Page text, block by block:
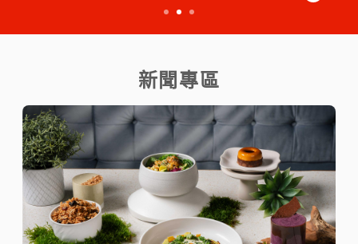
所需的營養支持。同時，我們也重視員工福祉，
打造幸福職場，讓每一位員工都能在健康快樂的
新聞專區